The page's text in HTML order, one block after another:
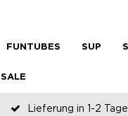
FUNTUBES SUP
SALE
Lieferung in 1-2